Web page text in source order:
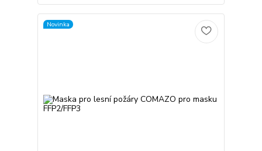
Novinka